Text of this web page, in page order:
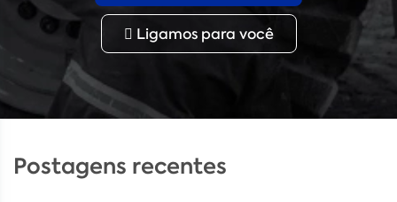
Ligamos para você
Postagens recentes